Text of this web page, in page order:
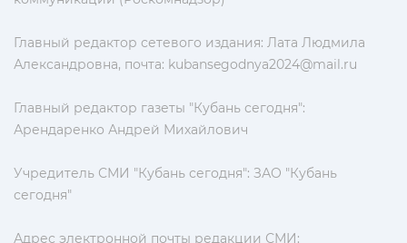
Главный редактор сетевого издания: Лата Людмила
Александровна, почта: kubansegodnya2024@mail.ru
Главный редактор газеты "Кубань сегодня":
Арендаренко Андрей Михайлович
Учредитель СМИ "Кубань сегодня": ЗАО "Кубань
сегодня"
Адрес электронной почты редакции СМИ: